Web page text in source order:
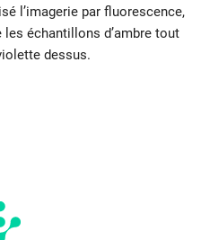
l’imagerie par fluorescence,
échantillons d’ambre tout
dessus.